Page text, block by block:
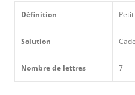
Définition
Solution
Nombre de lettres 7